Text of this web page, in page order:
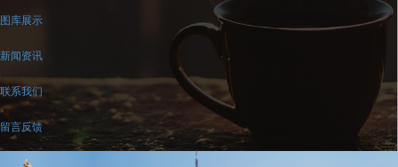
图库展示
新闻资讯
联系我们
留言反馈